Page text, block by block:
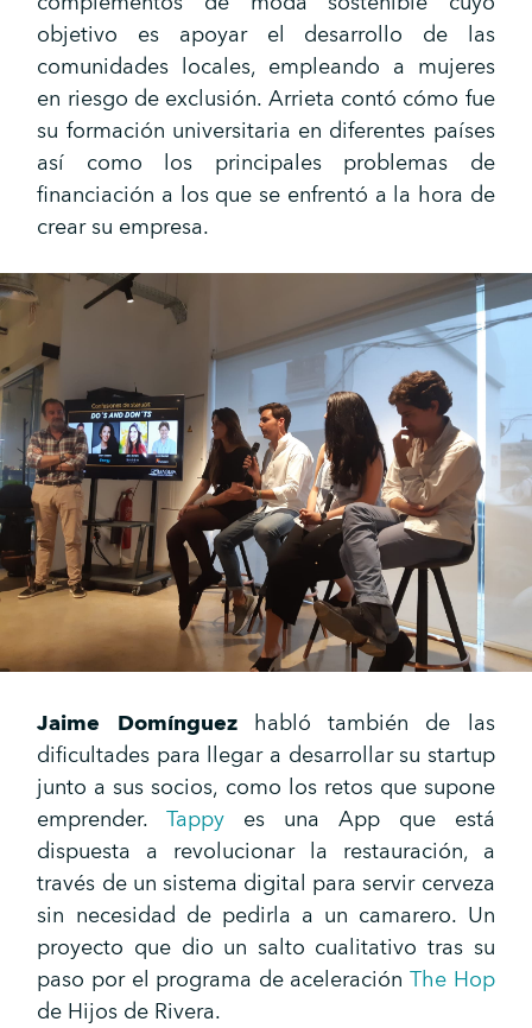
objetivo es apoyar el desarrollo de las
comunidades locales, empleando a mujeres
en riesgo de exclusión. Arrieta contó cómo fue
su formación universitaria en diferentes países
así como los principales problemas de
financiación a los que se enfrentó a la hora de
crear su empresa.
Jaime Domínguezhabló también de las
dificultades para llegar a desarrollar su startup
junto a sus socios, como los retos que supone
emprender.Tappy es una App que está
dispuesta a revolucionar la restauración, a
través de un sistema digital para servir cerveza
sin necesidad de pedirla a un camarero. Un
proyecto que dio un salto cualitativo tras su
paso por el programa de aceleraciónThe Hop
de Hijos de Rivera.